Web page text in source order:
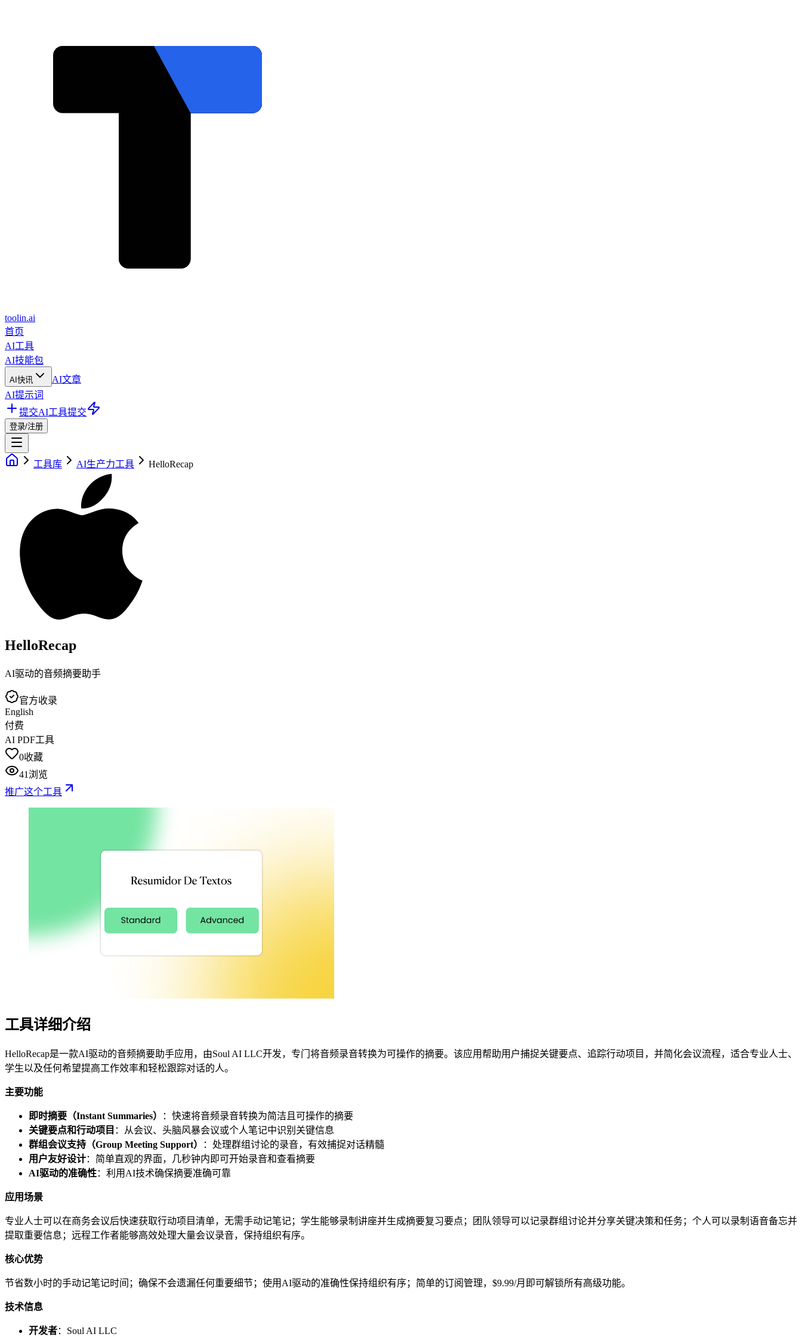
toolin.ai
首页
AI工具
AI技能包
AI快讯
AI文章
AI提示词
提交AI工具提交
登录/注册
工具库 AI生产力工具 HelloRecap
HelloRecap
AI驱动的音频摘要助手
官方收录
English
付费
AI PDF工具
0收藏
41 浏览
推广这个工具
工具详细介绍
HelloRecap是一款AI驱动的音频摘要助手应用，由Soul AI LLC开发，专门将音频录音转换为可操作的摘要。该应用帮助用户捕捉关键要点、追踪行动项目，并简化会议流程，适合专业人士、
学生以及任何希望提高工作效率和轻松跟踪对话的人。
主要功能
即时摘要（Instant Summaries）
：快速将音频录音转换为简洁且可操作的摘要
关键要点和行动项目 ：从会议、头脑风暴会议或个人笔记中识别关键信息
群组会议支持（Group Meeting Support）
：处理群组讨论的录音，有效捕捉对话精髓
用户友好设计：简单直观的界面，几秒钟内即可开始录音和查看摘要
AI驱动的准确性：利用AI技术确保摘要准确可靠
应用场景
专业人士可以在商务会议后快速获取行动项目清单，无需手动记笔记；学生能够录制讲座并生成摘要复习要点；团队领导可以记录群组讨论并分享关键决策和任务；个人可以录制语音备忘并
提取重要信息；远程工作者能够高效处理大量会议录音，保持组织有序。
核心优势
节省数小时的手动记笔记时间；确保不会遗漏任何重要细节；使用AI驱动的准确性保持组织有序；简单的订阅管理，$9.99/月即可解锁所有高级功能。
技术信息
开发者：Soul AI LLC